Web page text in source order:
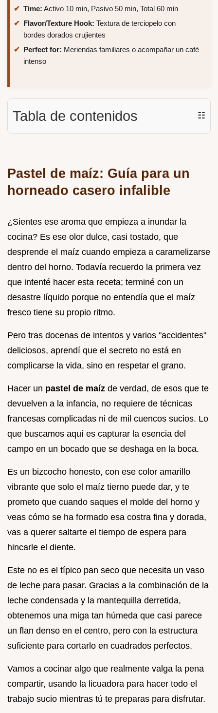
Time: Activo 10 min, Pasivo 50 min, Total 60 min
Flavor/Texture Hook: Textura de terciopelo con
bordes dorados crujientes
Perfect for: Meriendas familiares o acompañar un café
intenso
Tabla de contenidos ☷
Pastel de maíz: Guía para un
horneado casero infalible
¿Sientes ese aroma que empieza a inundar la
cocina? Es ese olor dulce, casi tostado, que
desprende el maíz cuando empieza a caramelizarse
dentro del horno. Todavía recuerdo la primera vez
que intenté hacer esta receta; terminé con un
desastre líquido porque no entendía que el maíz
fresco tiene su propio ritmo.
Pero tras docenas de intentos y varios "accidentes"
deliciosos, aprendí que el secreto no está en
complicarse la vida, sino en respetar el grano.
Hacer un pastel de maíz de verdad, de esos que te
devuelven a la infancia, no requiere de técnicas
francesas complicadas ni de mil cuencos sucios. Lo
que buscamos aquí es capturar la esencia del
campo en un bocado que se deshaga en la boca.
Es un bizcocho honesto, con ese color amarillo
vibrante que solo el maíz tierno puede dar, y te
prometo que cuando saques el molde del horno y
veas cómo se ha formado esa costra fina y dorada,
vas a querer saltarte el tiempo de espera para
hincarle el diente.
Este no es el típico pan seco que necesita un vaso
de leche para pasar. Gracias a la combinación de la
leche condensada y la mantequilla derretida,
obtenemos una miga tan húmeda que casi parece
un flan denso en el centro, pero con la estructura
suficiente para cortarlo en cuadrados perfectos.
Vamos a cocinar algo que realmente valga la pena
compartir, usando la licuadora para hacer todo el
trabajo sucio mientras tú te preparas para disfrutar.